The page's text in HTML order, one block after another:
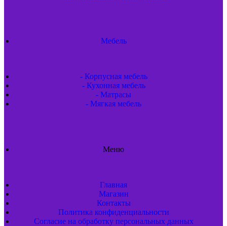
Мебель
- Корпусная мебель
- Кухонная мебель
- Матрасы
- Мягкая мебель
Меню
Главная
Магазин
Контакты
Политика конфиденциальности
Согласие на обработку персональных данных